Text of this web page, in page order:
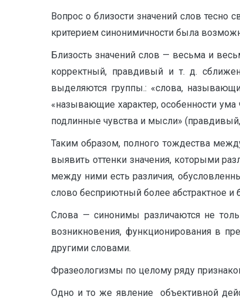
Вопрос о близости значений слов тесно
критерием синонимичности была
Близость значений слов — весьма и
корректный, правдивый и т. д.
выделяются группы.: «слова,
«называющие характер, особенности
подлинные чувства и мысли»
Таким образом, полного тождества
выявить оттенки значения, которыми
между ними есть различия,
слово бесприютный более абстрактное
Слова — синонимы различаются не
возникновения, функционирования в
другими словами.
Фразеологизмы по целому ряду
Одно и то же явление объективной